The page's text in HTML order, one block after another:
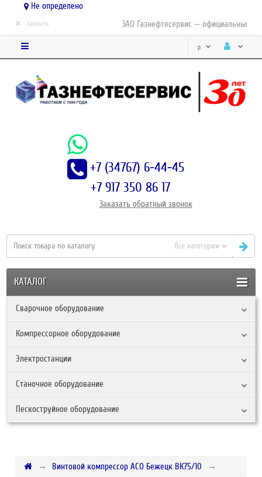
Не определено
ЗАО Газнефтесервис — официальный
× Закрыть
р.
+7 (34767) 6-44-45
+7 917 350 86 17
Заказать обратный звонок
Все категории
КАТАЛОГ
Сварочное оборудование
Компрессорное оборудование
Электростанции
Станочное оборудование
Пескоструйное оборудование
Винтовой компрессор АСО Бежецк ВК75/10